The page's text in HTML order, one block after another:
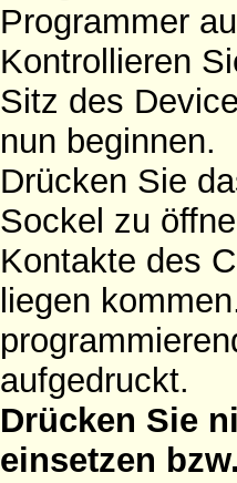
Programmer
Kontrollieren
Sitz des
nun beginnen.
Drücken Sie
Sockel zu
Kontakte des
liegen
aufgedruckt.
Drücken Sie
einsetzen